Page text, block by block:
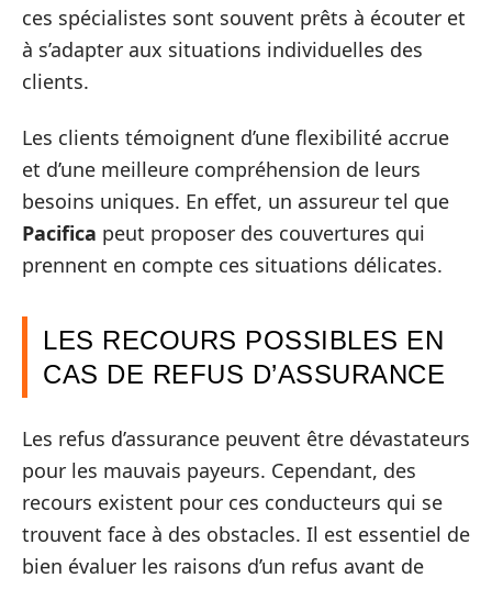
ces spécialistes sont souvent prêts à écouter et
à s’adapter aux situations individuelles des
clients.
Les clients témoignent d’une flexibilité accrue
et d’une meilleure compréhension de leurs
besoins uniques. En effet, un assureur tel que
Pacifica peut proposer des couvertures qui
prennent en compte ces situations délicates.
LES RECOURS POSSIBLES EN
CAS DE REFUS D’ASSURANCE
Les refus d’assurance peuvent être dévastateurs
pour les mauvais payeurs. Cependant, des
recours existent pour ces conducteurs qui se
trouvent face à des obstacles. Il est essentiel de
bien évaluer les raisons d’un refus avant de